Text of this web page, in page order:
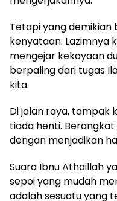
Tetapi yang
kenyataan. Lazimnya
mengejar kekayaan
berpaling dari tugas
kita.
Di jalan raya, tampak
tiada henti.
dengan menjadikan
Suara Ibnu Athaillah
sepoi yang mudah
adalah sesuatu yang